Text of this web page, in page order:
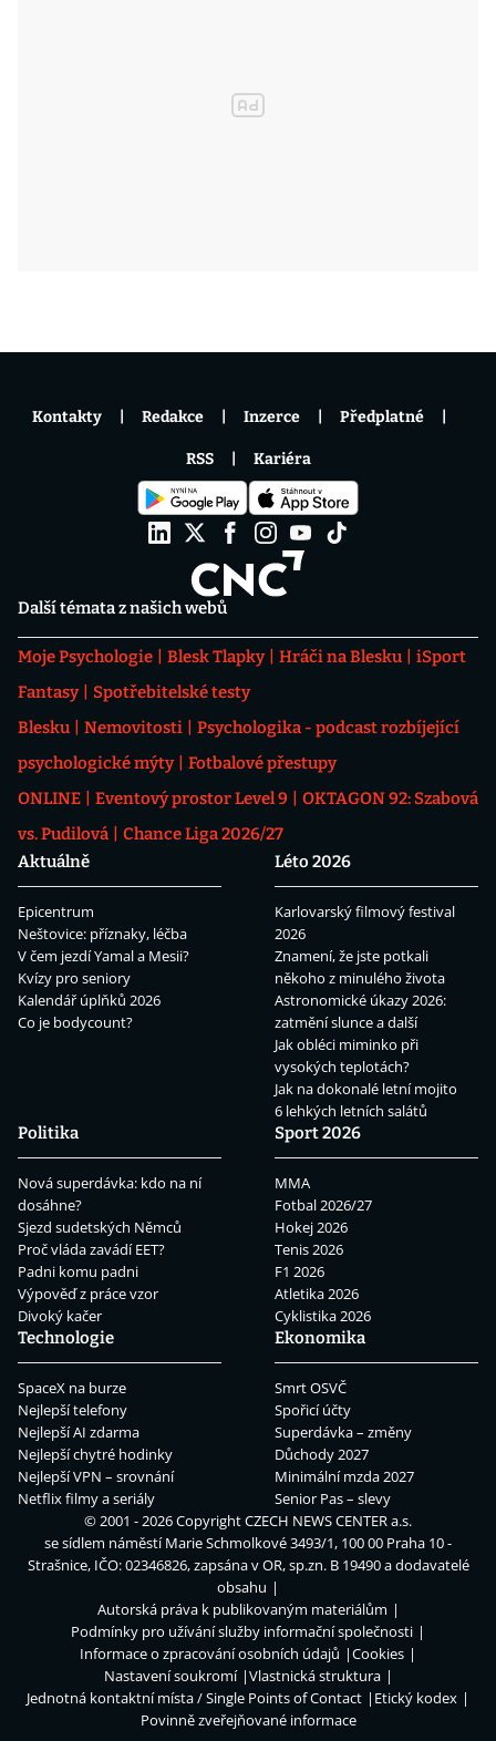
Další témata z našich webů
Moje Psychologie Blesk Tlapky Hráči na Blesku
iSport
Fantasy
Spotřebitelské testy
Blesku
Nemovitosti
Psychologika - podcast rozbíjející
psychologické mýty
Fotbalové přestupy
ONLINE
Eventový prostor Level 9
OKTAGON 92: Szabová
vs. Pudilová
Chance Liga 2026/27
Aktuálně
Epicentrum
Neštovice: příznaky, léčba
V čem jezdí Yamal a Mesii?
Kvízy pro seniory
Kalendář úplňků 2026
Co je bodycount?
Léto 2026
Karlovarský filmový festival
2026
Znamení, že jste potkali
někoho z minulého života
Astronomické úkazy 2026:
zatmění slunce a další
Jak obléci miminko při
vysokých teplotách?
Jak na dokonalé letní mojito
6 lehkých letních salátů
Politika
Nová superdávka: kdo na ní
dosáhne?
Sjezd sudetských Němců
Proč vláda zavádí EET?
Padni komu padni
Výpověď z práce vzor
Divoký kačer
Sport 2026
MMA
Fotbal 2026/27
Hokej 2026
Tenis 2026
F1 2026
Atletika 2026
Cyklistika 2026
Technologie
SpaceX na burze
Nejlepší telefony
Nejlepší AI zdarma
Nejlepší chytré hodinky
Nejlepší VPN – srovnání
Netflix filmy a seriály
Ekonomika
Smrt OSVČ
Spořicí účty
Superdávka – změny
Důchody 2027
Minimální mzda 2027
Senior Pas – slevy
Kontakty Redakce Inzerce Předplatné
RSS Kariéra
© 2001 - 2026 CopyrightCZECH NEWS CENTER a.s.
se sídlem náměstí Marie Schmolkové 3493/1, 100 00 Praha 10 -
Strašnice, IČO: 02346826, zapsána v OR, sp.zn. B 19490 a dodavatelé
obsahu
Autorská práva k publikovaným materiálům
Podmínky pro užívání služby informační společnosti
Informace o zpracování osobních údajů
Cookies
Nastavení soukromí
Vlastnická struktura
Jednotná kontaktní místa / Single Points of Contact
Etický kodex
Povinně zveřejňované informace